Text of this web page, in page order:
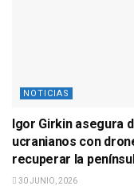
NOTICIAS
Igor Girkin asegura
ucranianos con
recuperar la
30 JUNIO, 2026